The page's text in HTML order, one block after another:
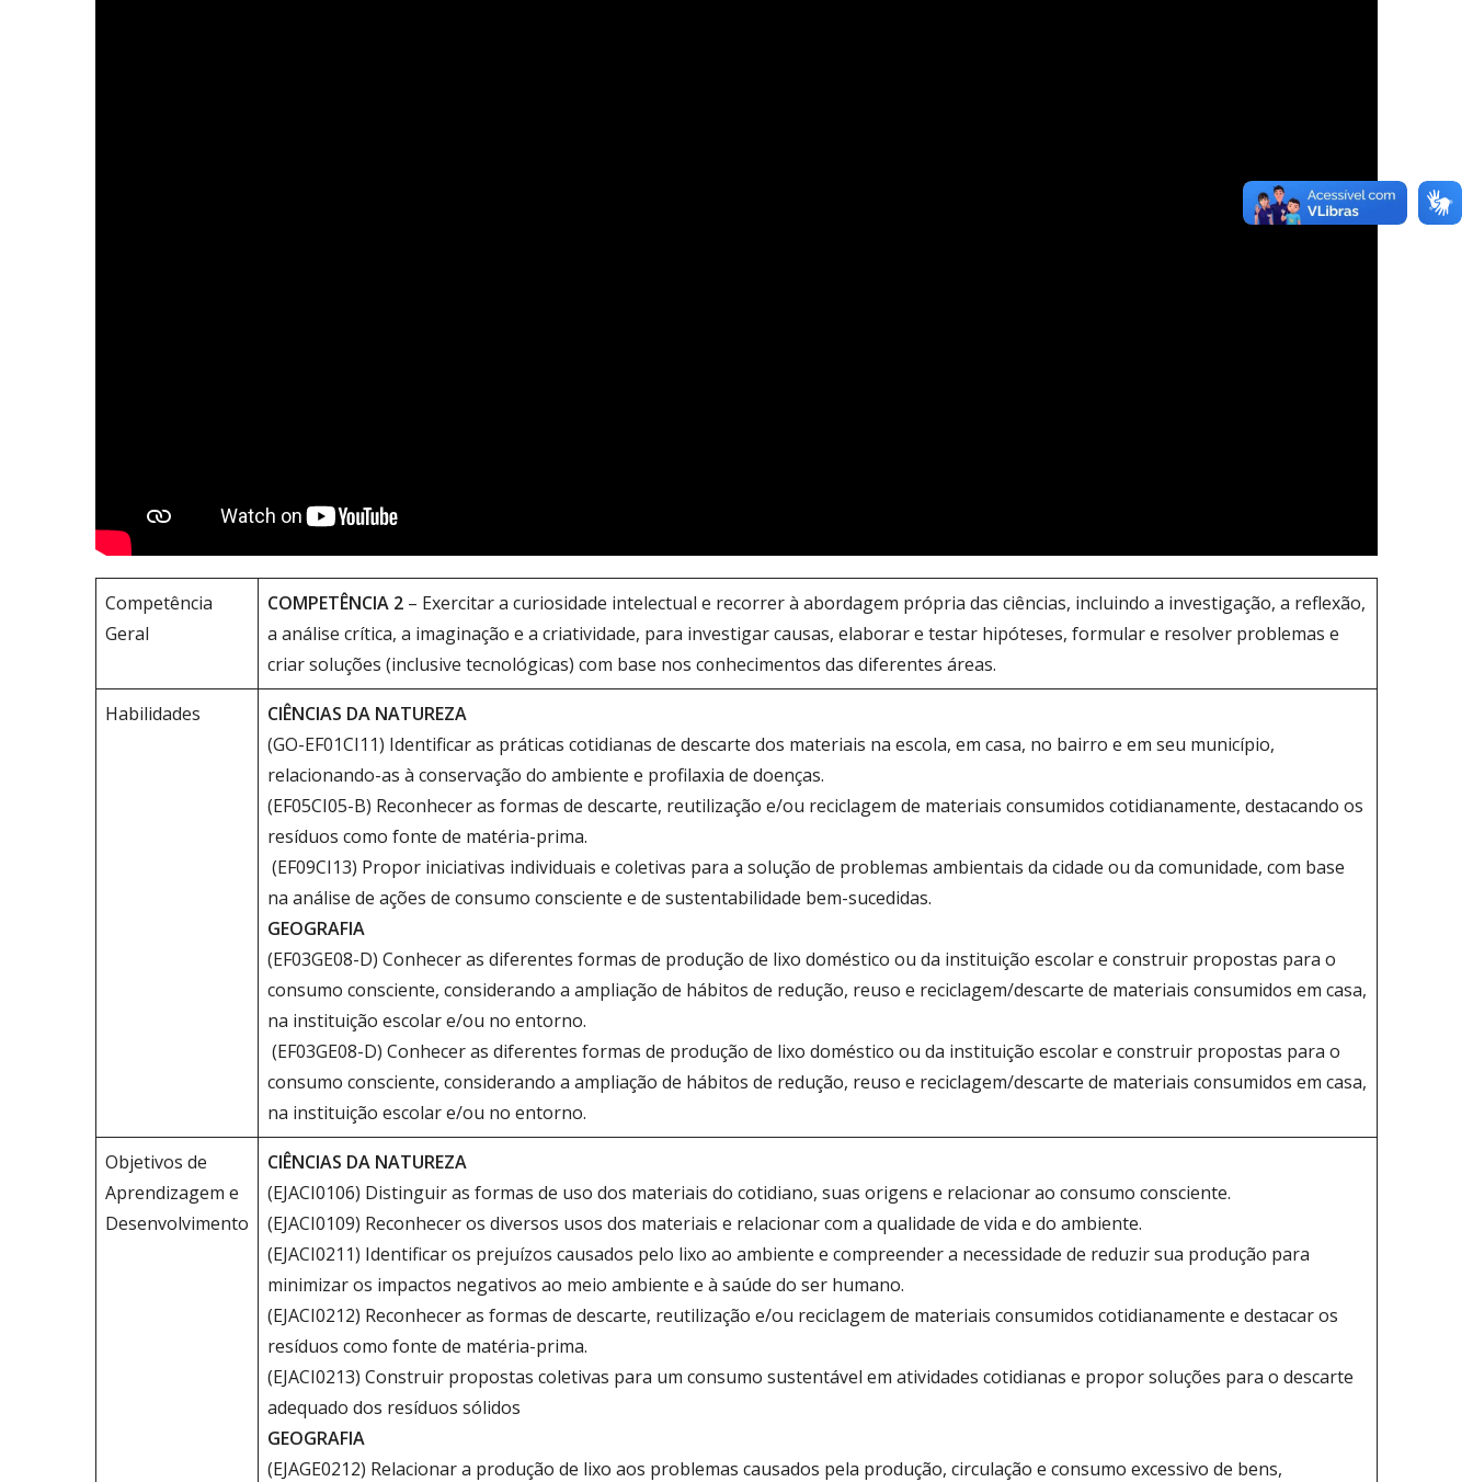
Competência
Geral
COMPETÊNCIA 2 – Exercitar a curiosidade intelectual e recorrer à abordagem própria das ciências, incluindo a investigação, a reflexão,
a análise crítica, a imaginação e a criatividade, para investigar causas, elaborar e testar hipóteses, formular e resolver problemas e
criar soluções (inclusive tecnológicas) com base nos conhecimentos das diferentes áreas.
Habilidades
CIÊNCIAS DA NATUREZA
(GO-EF01CI11) Identificar as práticas cotidianas de descarte dos materiais na escola, em casa, no bairro e em seu município,
relacionando-as à conservação do ambiente e profilaxia de doenças.
(EF05CI05-B) Reconhecer as formas de descarte, reutilização e/ou reciclagem de materiais consumidos cotidianamente, destacando os
resíduos como fonte de matéria-prima.
(EF09CI13) Propor iniciativas individuais e coletivas para a solução de problemas ambientais da cidade ou da comunidade, com base
na análise de ações de consumo consciente e de sustentabilidade bem-sucedidas.
GEOGRAFIA
(EF03GE08-D) Conhecer as diferentes formas de produção de lixo doméstico ou da instituição escolar e construir propostas para o
consumo consciente, considerando a ampliação de hábitos de redução, reuso e reciclagem/descarte de materiais consumidos em casa,
na instituição escolar e/ou no entorno.
(EF03GE08-D) Conhecer as diferentes formas de produção de lixo doméstico ou da instituição escolar e construir propostas para o
consumo consciente, considerando a ampliação de hábitos de redução, reuso e reciclagem/descarte de materiais consumidos em casa,
na instituição escolar e/ou no entorno.
Objetivos de
Aprendizagem e
Desenvolvimento
CIÊNCIAS DA NATUREZA
(EJACI0106) Distinguir as formas de uso dos materiais do cotidiano, suas origens e relacionar ao consumo consciente.
(EJACI0109) Reconhecer os diversos usos dos materiais e relacionar com a qualidade de vida e do ambiente.
(EJACI0211) Identificar os prejuízos causados pelo lixo ao ambiente e compreender a necessidade de reduzir sua produção para
minimizar os impactos negativos ao meio ambiente e à saúde do ser humano.
(EJACI0212) Reconhecer as formas de descarte, reutilização e/ou reciclagem de materiais consumidos cotidianamente e destacar os
resíduos como fonte de matéria-prima.
(EJACI0213) Construir propostas coletivas para um consumo sustentável em atividades cotidianas e propor soluções para o descarte
adequado dos resíduos sólidos
GEOGRAFIA
(EJAGE0212) Relacionar a produção de lixo aos problemas causados pela produção, circulação e consumo excessivo de bens,